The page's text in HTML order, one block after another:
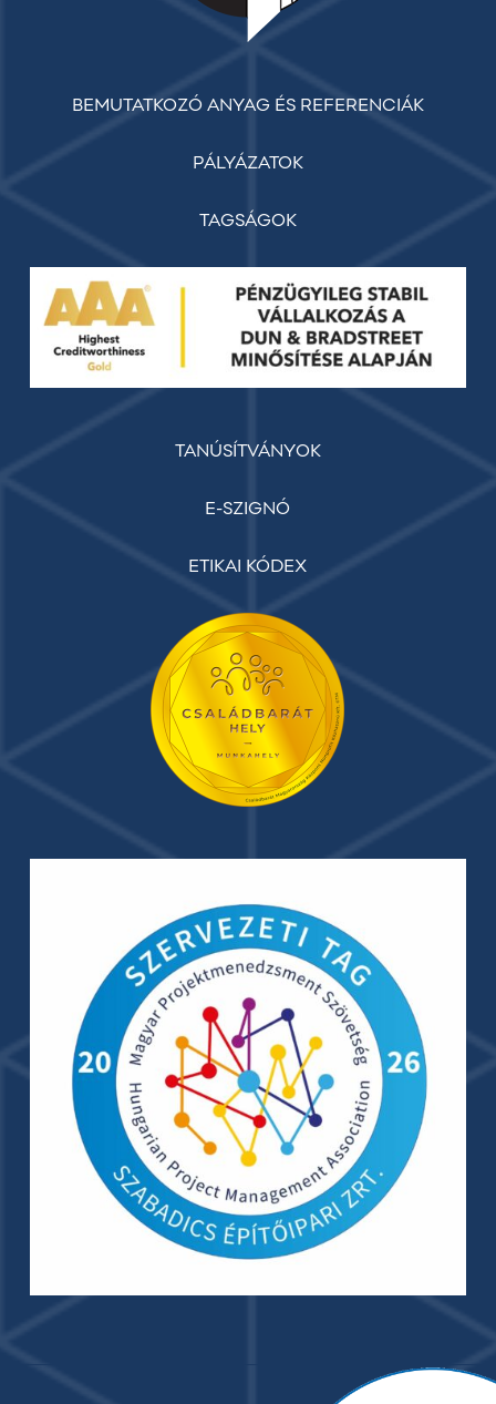
BEMUTATKOZÓ ANYAG ÉS REFERENCIÁK
PÁLYÁZATOK
TAGSÁGOK
TANÚSÍTVÁNYOK
E-SZIGNÓ
ETIKAI KÓDEX